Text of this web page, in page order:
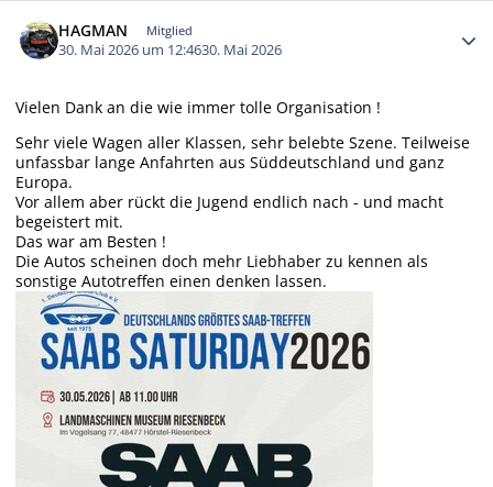
HAGMAN Mitglied
30. Mai 2026 um 12:4630. Mai 2026
Vielen Dank an die wie immer tolle Organisation !
Sehr viele Wagen aller Klassen, sehr belebte Szene. Teilweise
unfassbar lange Anfahrten aus Süddeutschland und ganz
Europa.
Vor allem aber rückt die Jugend endlich nach - und macht
begeistert mit.
Das war am Besten !
Die Autos scheinen doch mehr Liebhaber zu kennen als
sonstige Autotreffen einen denken lassen.